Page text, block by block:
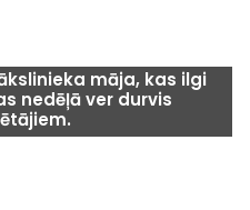
māja, kas ilgi
nedēļā ver durvis